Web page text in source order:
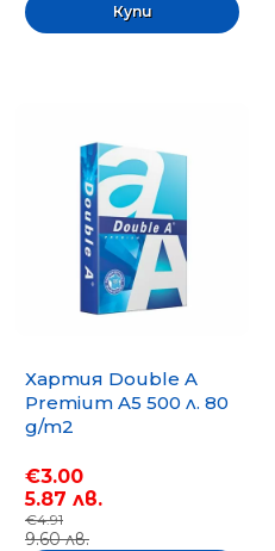
Хартия Double A
Premium A5 500 л. 80
g/m2
€3.00
5.87 лв.
€4.91
9.60 лв.